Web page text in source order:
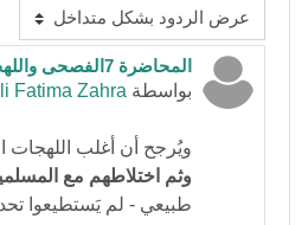
نمط العرض
المحاضرة 7الفصحى واللهجة: تطبيقات في التطور الصوتي
بواسطة Fatima Zahra
عدد الردود: 0
ويُرجح أن أغلب اللهجات
وثم اختلاطهم مع
طبيعي - لم يَستطيعوا